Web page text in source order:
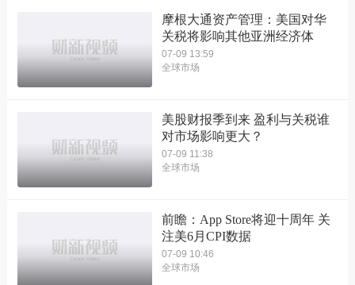
摩根大通资产管理：美国对华
关税将影响其他亚洲经济体
07-09 13:59
全球市场
美股财报季到来 盈利与关税谁
对市场影响更大？
07-09 11:38
全球市场
前瞻：App Store将迎十周年 关
注美6月CPI数据
07-09 10:46
全球市场